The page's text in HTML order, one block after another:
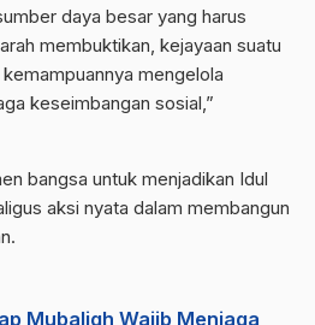
daya besar yang harus
membuktikan, kejayaan suatu
mengelola
keseimbangan sosial,”
bangsa untuk menjadikan Idul
aksi nyata dalam membangun
Mubaligh Wajib Menjaga